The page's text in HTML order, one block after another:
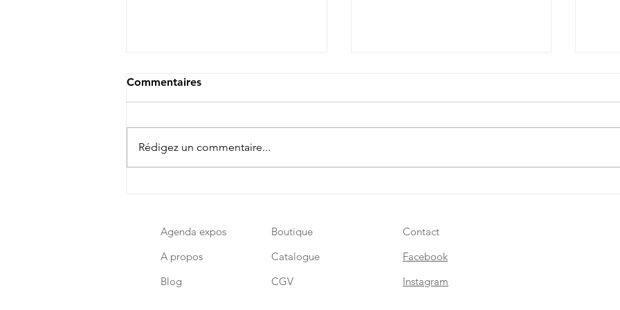
Les
Commentaires
Rédigez un commentaire...
Agenda expos
A propos
Blog
Boutique
Catalogue
CGV
Contact
Facebook
Instagram